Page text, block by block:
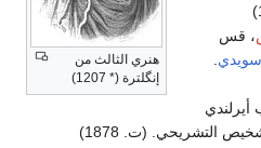
هنري الثالث من
إنگلترة (* 1207)
، قس
سويدي
أيرلندي
التشريحي. (ت. 1878)